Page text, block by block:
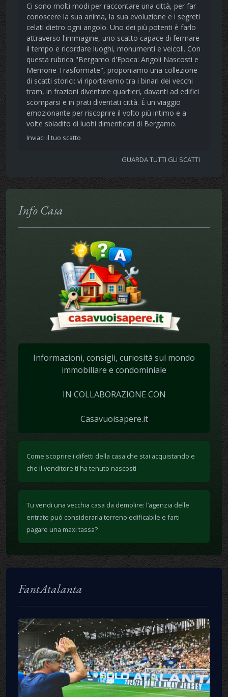
Ci sono molti modi per raccontare una città, per far
conoscere la sua anima, la sua evoluzione e i segreti
celati dietro ogni angolo. Uno dei più potenti è farlo
attraverso l'immagine, uno scatto capace di fermare
il tempo e ricordare luoghi, monumenti e veicoli. Con
questa rubrica "Bergamo d'Epoca: Angoli Nascosti e
Memorie Trasformate", proponiamo una collezione
di scatti storici: vi riporteremo tra i binari dei vecchi
tram, in frazioni diventate quartieri, davanti ad edifici
scomparsi e in prati diventati città. È un viaggio
emozionante per riscoprire il volto più intimo e a
volte sbiadito di luohi dimenticati di Bergamo.
Inviaci il tuo scatto
GUARDA TUTTI GLI SCATTI
Info Casa
Informazioni, consigli, curiosità sul mondo
immobiliare e condominiale
IN COLLABORAZIONE CON
Casavuoisapere.it
Come scoprire i difetti della casa che stai acquistando e
che il venditore ti ha tenuto nascosti
Tu vendi una vecchia casa da demolire: l’agenzia delle
entrate può considerarla terreno edificabile e farti
pagare una maxi tassa?
FantAtalanta